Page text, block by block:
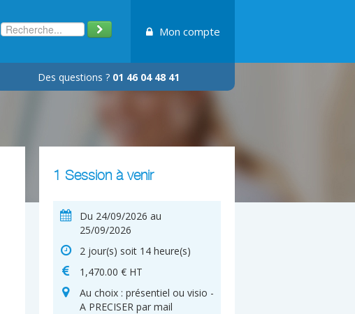
Mon compte
Des questions ? 01 46 04 48 41
1 Session à venir
Du 24/09/2026 au
25/09/2026
2 jour(s) soit 14 heure(s)
1,470.00 € HT
Au choix : présentiel ou visio -
A PRECISER par mail